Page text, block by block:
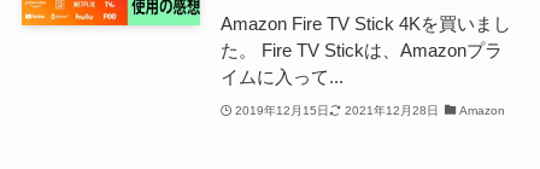
Amazon Fire TV Stick 4Kを買いまし
た。 Fire TV Stickは、Amazonプラ
イムに入って...
2019年12月15日 2021年12月28日 Amazon